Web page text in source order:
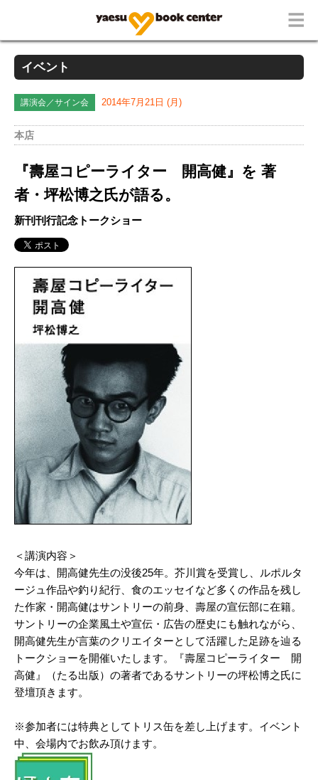
イベント
講演会／サイン会 2014年7月21日 (月)
本店
『壽屋コピーライター 開高健』を 著
者・坪松博之氏が語る。
新刊刊行記念トークショー
＜講演内容＞
今年は、開高健先生の没後25年。芥川賞を受賞し、ルポルタ
ージュ作品や釣り紀行、食のエッセイなど多くの作品を残し
た作家・開高健はサントリーの前身、壽屋の宣伝部に在籍。
サントリーの企業風土や宣伝・広告の歴史にも触れながら、
開高健先生が言葉のクリエイターとして活躍した足跡を辿る
トークショーを開催いたします。『壽屋コピーライター 開
高健』（たる出版）の著者であるサントリーの坪松博之氏に
登壇頂きます。
※参加者には特典としてトリス缶を差し上げます。イベント
中、会場内でお飲み頂けます。